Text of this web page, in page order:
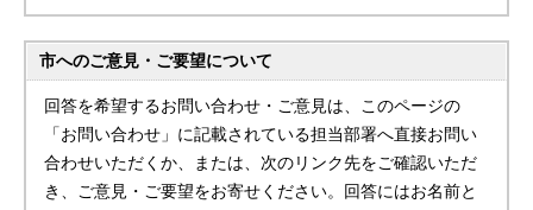
市へのご意見・ご要望について
回答を希望するお問い合わせ・ご意見は、このページの
「お問い合わせ」に記載されている担当部署へ直接お問い
合わせいただくか、または、次のリンク先をご確認いただ
き、ご意見・ご要望をお寄せください。回答にはお名前と